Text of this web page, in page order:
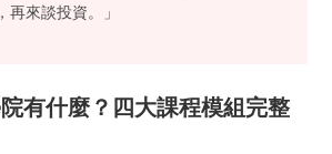
來談投資。」
有什麼？四大課程模組完整